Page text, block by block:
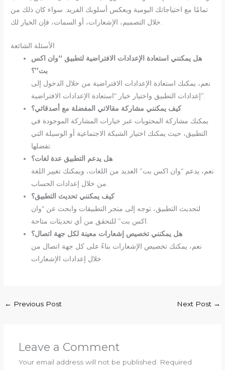
تمامًا مع احتياجاتك اليومية ويعكس أسلوبك الفريد. سواء كان ذلك من
الأسئلة الشائعة
هل يمكنني استعادة الإعدادات الافتراضية لتطبيق “وان اكس
بت”؟
نعم، يمكنك استعادة الإعدادات الافتراضية من خلال الدخول إلى
إعدادات التطبيق واختيار خيار “استعادة الإعدادات الافتراضية”.
كيف يمكنني مشاركة مقالاتي المفضلة مع أصدقائي؟
يمكنك مشاركة المحتويات عبر خيارات المشاركة الموجودة في
التطبيق، حيث يمكنك اختيار الشبكة الاجتماعية أو الوسيلة التي
هل يدعم التطبيق عدة لغات؟
نعم، يدعم “وان اكس بت” العديد من اللغات، ويمكنك تغيير اللغة
كيف يمكنني تحديث التطبيق؟
لتحديث التطبيق، توجه إلى متجر التطبيقات وابحث عن “وان
هل يمكنني تخصيص إشعارات معينة لكل جهة اتصال؟
نعم، يمكنك تخصيص الإشعارات بناءً على كل جهة اتصال من
← Previous Post Next Post →
Leave a Comment
Your email address will not be published.
Required